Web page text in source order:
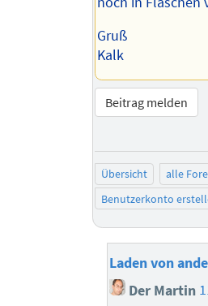
Gruß
Kalk
Beitrag melden
Übersicht alle
Benutzerkonto
Laden von
Der Martin